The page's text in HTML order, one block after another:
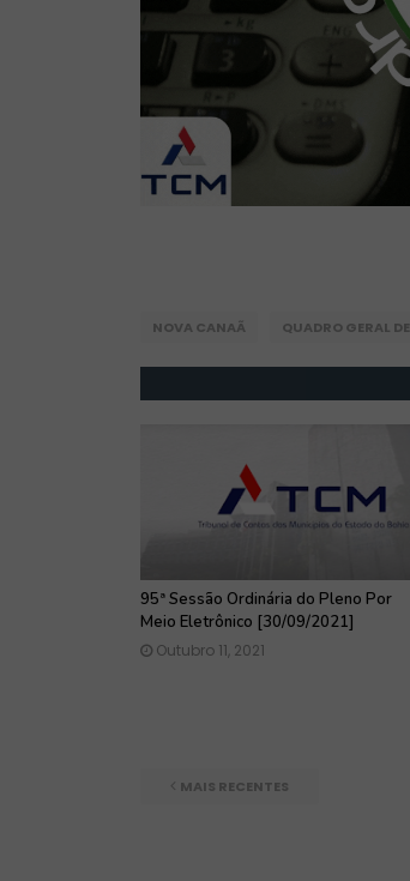
NOVA CANAÃ QUADRO GERAL
95ª Sessão Ordinária do Pleno Por
Meio Eletrônico [30/09/2021]
Outubro 11, 2021
MAIS RECENTES